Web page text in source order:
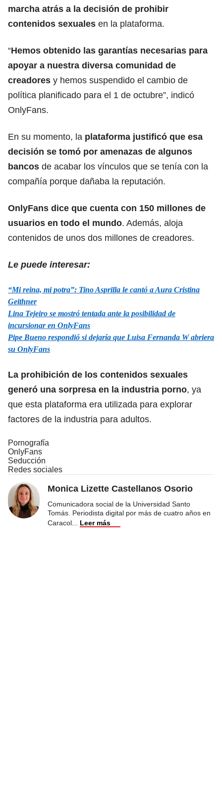
marcha atrás a la decisión de prohibir
contenidos sexuales en la plataforma.
“Hemos obtenido las garantías necesarias para
apoyar a nuestra diversa comunidad de
creadores y hemos suspendido el cambio de
política planificado para el 1 de octubre”, indicó
OnlyFans.
En su momento, la plataforma justificó que esa
decisión se tomó por amenazas de algunos
bancos de acabar los vínculos que se tenía con la
compañía porque dañaba la reputación.
OnlyFans dice que cuenta con 150 millones de
usuarios en todo el mundo. Además, aloja
contenidos de unos dos millones de creadores.
Le puede interesar:
“Mi reina, mi potra”: Tino Asprilla le cantó a Aura Cristina
Geithner
Lina Tejeiro se mostró tentada ante la posibilidad de
incursionar en OnlyFans
Pipe Bueno respondió si dejaría que Luisa Fernanda W abriera
su OnlyFans
La prohibición de los contenidos sexuales
generó una sorpresa en la industria porno, ya
que esta plataforma era utilizada para explorar
factores de la industria para adultos.
Pornografía
OnlyFans
Seducción
Redes sociales
Monica Lizette Castellanos Osorio
Comunicadora social de la Universidad Santo
Tomás. Periodista digital por más de cuatro años en
Caracol
Leer más